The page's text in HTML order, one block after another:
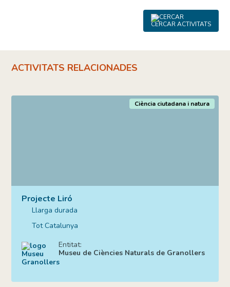
CERCAR ACTIVITATS
ACTIVITATS RELACIONADES
Projecte Liró
Llarga durada
Tot Catalunya
Ciència ciutadana i natura
Entitat:
Museu de Ciències Naturals de Granollers